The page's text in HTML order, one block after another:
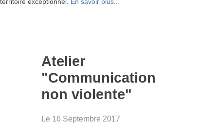
Atelier
"Communication
non violente"
Le 16 Septembre 2017